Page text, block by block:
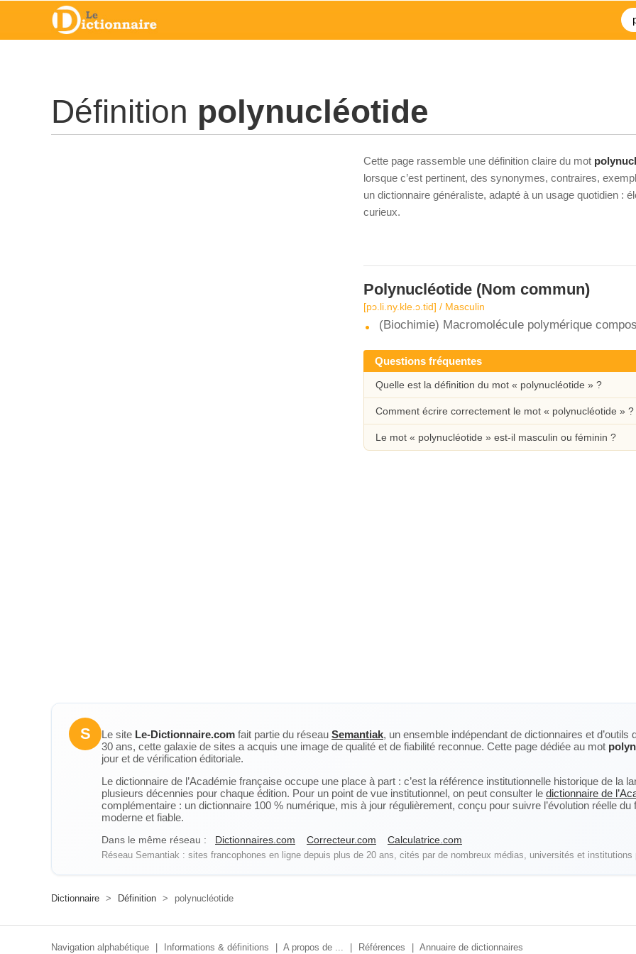
Définition polynucléotide
Cette page rassemble une définition claire du mot
lorsque c’est pertinent, des synonymes, contraires,
un dictionnaire généraliste, adapté à un usage quotidien :
curieux.
Polynucléotide (Nom commun)
[pɔ.li.ny.kle.ɔ.tid] / Masculin
(Biochimie) Macromolécule polymérique
Questions fréquentes
Quelle est la définition du mot « polynucléotide » ?
Comment écrire correctement le mot « polynucléotide » ?
Le mot « polynucléotide » est-il masculin ou féminin ?
S Le site Le-Dictionnaire.com fait partie du réseau Semantiak, un ensemble indépendant de dictionnaires et
30 ans, cette galaxie de sites a acquis une image de qualité et de fiabilité reconnue. Cette page dédiée au mot
jour et de vérification éditoriale.
Le dictionnaire de l’Académie française occupe une place à part : c’est la référence institutionnelle historique de la
plusieurs décennies pour chaque édition. Pour un point de vue institutionnel, on peut consulter le dictionnaire de
complémentaire : un dictionnaire 100 % numérique, mis à jour régulièrement, conçu pour suivre l’évolution réelle
moderne et fiable.
Dans le même réseau : Dictionnaires.com Correcteur.com Calculatrice.com
Réseau Semantiak : sites francophones en ligne depuis plus de 20 ans, cités par de nombreux médias, universités et institutions
Dictionnaire > Définition > polynucléotide
Navigation alphabétique Informations & définitions A propos de ... Références Annuaire de dictionnaires